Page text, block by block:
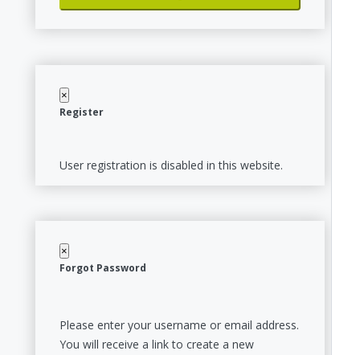
×
Register
User registration is disabled in this website.
×
Forgot Password
Please enter your username or email address.
You will receive a link to create a new